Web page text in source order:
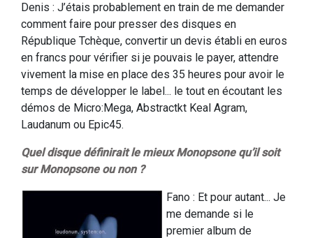
Denis : J’étais probablement en train de me demander
comment faire pour presser des disques en
République Tchèque, convertir un devis établi en euros
en francs pour vérifier si je pouvais le payer, attendre
vivement la mise en place des 35 heures pour avoir le
temps de développer le label... le tout en écoutant les
démos de Micro:Mega, Abstractkt Keal Agram,
Laudanum ou Epic45.
Quel disque définirait le mieux Monopsone qu’il soit
sur Monopsone ou non ?
Fano : Et pour autant... Je
me demande si le
premier album de